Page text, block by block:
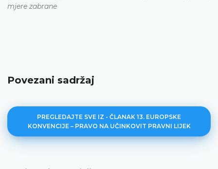
mjere zabrane
Povezani sadržaj
PREGLEDAJTE SVE IZ - ČLANAK 13. EUROPSKE
KONVENCIJE – PRAVO NA UČINKOVIT PRAVNI LIJEK